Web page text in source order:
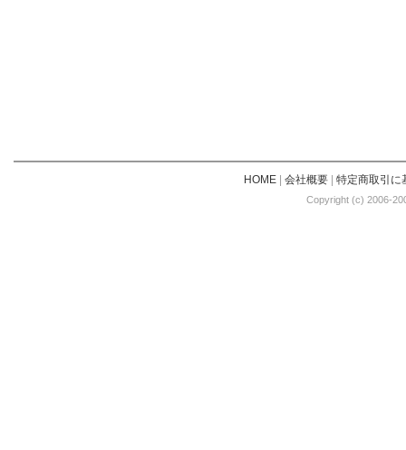
HOME| 会社概要| 特定商取引に
Copyright (c) 2006-